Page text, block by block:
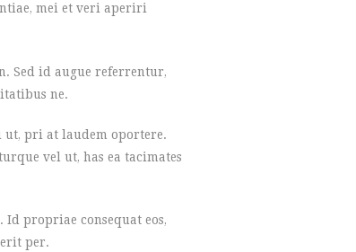
mei et veri aperiri
Sed id augue referrentur,
ne.
ut, pri at laudem oportere.
vel ut, has ea tacimates
propriae consequat eos,
per.